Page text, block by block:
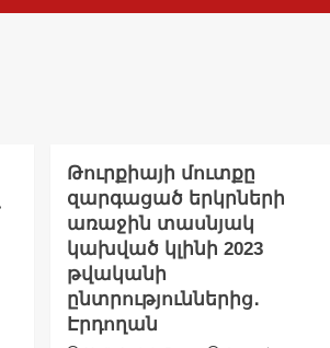
Թուրքիայի մուտքը
զարգացած երկրների
առաջին տասնյակ
կախված կլինի 2023
թվականի
ընտրություններից․
Էրդողան